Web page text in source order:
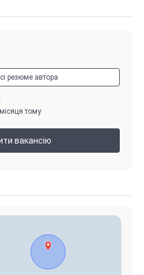
резюме автора
тому
вакансію